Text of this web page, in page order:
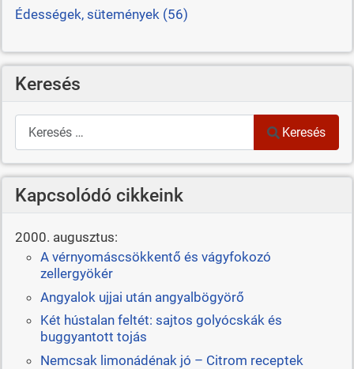
Édességek, sütemények (56)
Keresés
Keresés
Keresés
Kapcsolódó cikkeink
2000. augusztus:
A vérnyomáscsökkentő és vágyfokozó
zellergyökér
Angyalok ujjai után angyalbögyörő
Két hústalan feltét: sajtos golyócskák és
buggyantott tojás
Nemcsak limonádénak jó – Citrom receptek